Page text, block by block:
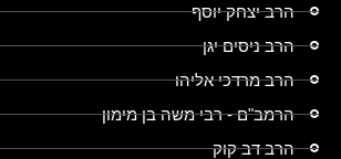
הרב יצחק יוסף
הרב ניסים יגן
הרב מרדכי אליהו
הרמב"ם - רבי משה בן מימון
הרב דב קוק